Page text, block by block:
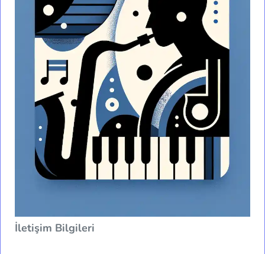
İletişim Bilgileri